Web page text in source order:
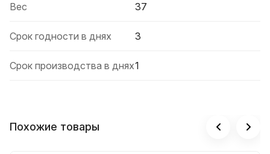
Вес 37
Срок годности в днях 3
Срок производства в днях1
Похожие товары